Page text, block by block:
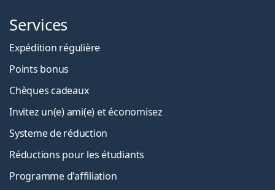
Services
Expédition régulière
Points bonus
Chèques cadeaux
Invitez un(e) ami(e) et économisez
Systeme de réduction
Réductions pour les étudiants
Programme d'affiliation